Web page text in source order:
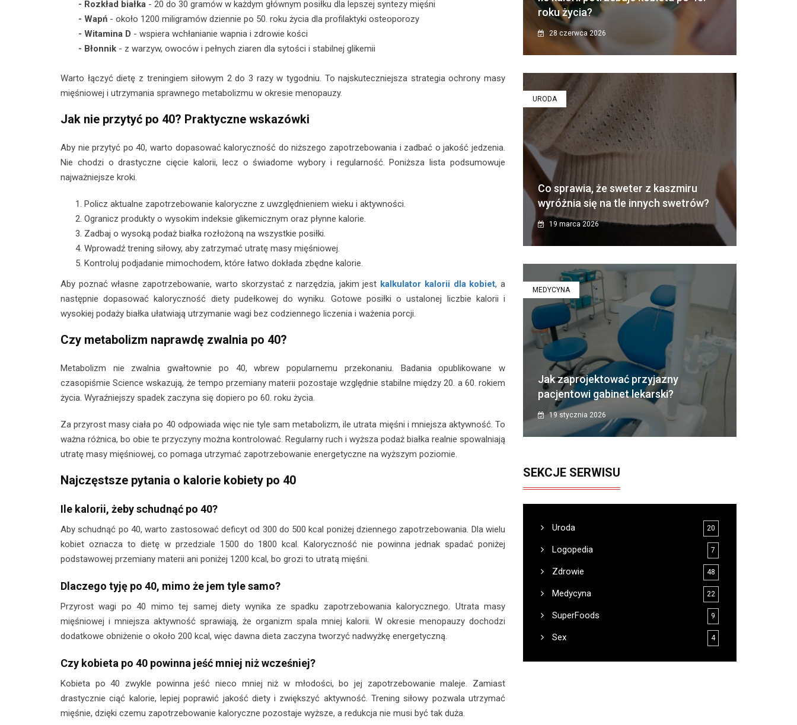
- Rozkład białka - 20 do 30 gramów w każdym głównym posiłku dla lepszej syntezy mięśni
- Wapń - około 1200 miligramów dziennie po 50. roku życia dla profilaktyki osteoporozy
- Witamina D - wspiera wchłanianie wapnia i zdrowie kości
- Błonnik - z warzyw, owoców i pełnych ziaren dla sytości i stabilnej glikemii
Warto łączyć dietę z treningiem siłowym 2 do 3 razy w tygodniu. To najskuteczniejsza strategia ochrony masy
mięśniowej i utrzymania sprawnego metabolizmu w okresie menopauzy.
Jak nie przytyć po 40? Praktyczne wskazówki
Aby nie przytyć po 40, warto dopasować kaloryczność do niższego zapotrzebowania i zadbać o jakość jedzenia.
Nie chodzi o drastyczne cięcie kalorii, lecz o świadome wybory i regularność. Poniższa lista podsumowuje
najważniejsze kroki.
Policz aktualne zapotrzebowanie kaloryczne z uwzględnieniem wieku i aktywności.
Ogranicz produkty o wysokim indeksie glikemicznym oraz płynne kalorie.
Zadbaj o wysoką podaż białka rozłożoną na wszystkie posiłki.
Wprowadź trening siłowy, aby zatrzymać utratę masy mięśniowej.
Kontroluj podjadanie mimochodem, które łatwo dokłada zbędne kalorie.
Aby poznać własne zapotrzebowanie, warto skorzystać z narzędzia, jakim jest kalkulator kalorii dla kobiet, a
następnie dopasować kaloryczność diety pudełkowej do wyniku. Gotowe posiłki o ustalonej liczbie kalorii i
wysokiej podaży białka ułatwiają utrzymanie wagi bez codziennego liczenia i ważenia porcji.
Czy metabolizm naprawdę zwalnia po 40?
Metabolizm nie zwalnia gwałtownie po 40, wbrew popularnemu przekonaniu. Badania opublikowane w
czasopiśmie Science wskazują, że tempo przemiany materii pozostaje względnie stabilne między 20. a 60. rokiem
życia. Wyraźniejszy spadek zaczyna się dopiero po 60. roku życia.
Za przyrost masy ciała po 40 odpowiada więc nie tyle sam metabolizm, ile utrata mięśni i mniejsza aktywność. To
ważna różnica, bo obie te przyczyny można kontrolować. Regularny ruch i wyższa podaż białka realnie spowalniają
utratę masy mięśniowej, co pomaga utrzymać zapotrzebowanie energetyczne na wyższym poziomie.
Najczęstsze pytania o kalorie kobiety po 40
Ile kalorii, żeby schudnąć po 40?
Aby schudnąć po 40, warto zastosować deficyt od 300 do 500 kcal poniżej dziennego zapotrzebowania. Dla wielu
kobiet oznacza to dietę w przedziale 1500 do 1800 kcal. Kaloryczność nie powinna jednak spadać poniżej
podstawowej przemiany materii ani poniżej 1200 kcal, bo grozi to utratą mięśni.
Dlaczego tyję po 40, mimo że jem tyle samo?
Przyrost wagi po 40 mimo tej samej diety wynika ze spadku zapotrzebowania kalorycznego. Utrata masy
mięśniowej i mniejsza aktywność sprawiają, że organizm spala mniej kalorii. W okresie menopauzy dochodzi
dodatkowe obniżenie o około 200 kcal, więc dawna dieta zaczyna tworzyć nadwyżkę energetyczną.
Czy kobieta po 40 powinna jeść mniej niż wcześniej?
Kobieta po 40 zwykle powinna jeść nieco mniej niż w młodości, bo jej zapotrzebowanie maleje. Zamiast
drastycznie ciąć kalorie, lepiej poprawić jakość diety i zwiększyć aktywność. Trening siłowy pozwala utrzymać
mięśnie, dzięki czemu zapotrzebowanie kaloryczne pozostaje wyższe, a redukcja nie musi być tak duża.
roku życia?
28 czerwca 2026
URODA
Co sprawia, że sweter z kaszmiru
wyróżnia się na tle innych swetrów?
19 marca 2026
MEDYCYNA
Jak zaprojektować przyjazny
pacjentowi gabinet lekarski?
19 stycznia 2026
SEKCJE SERWISU
Uroda 20
Logopedia 7
Zdrowie 48
Medycyna 22
SuperFoods 9
Sex 4